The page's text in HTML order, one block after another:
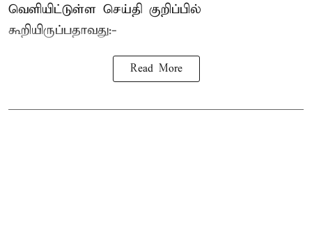
வெளியிட்டுள்ள செய்தி குறிப்பில்
கூறியிருப்பதாவது:-
Read More